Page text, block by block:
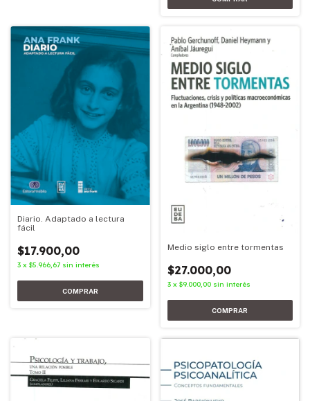
Diario. Adaptado a lectura
fácil
$17.900,00
3 x $5.966,67 sin interés
Medio siglo entre tormentas
$27.000,00
3 x $9.000,00 sin interés